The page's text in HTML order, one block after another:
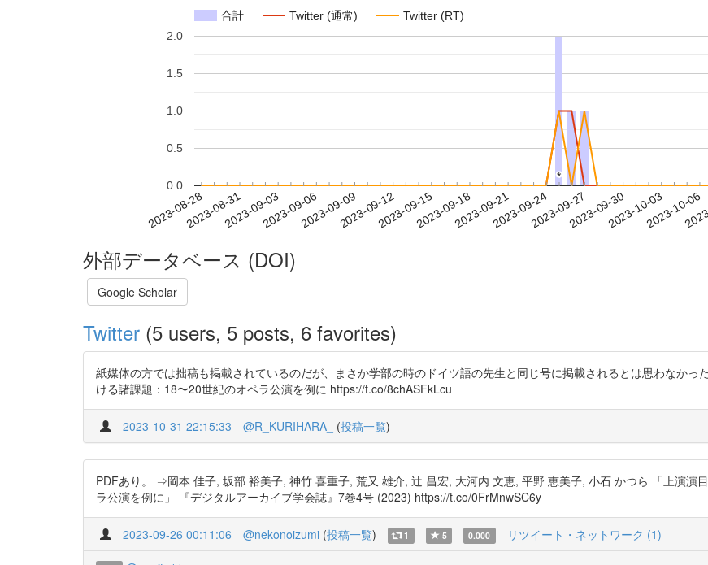
合計 Twitter (通常) Twitter (RT)
2023-08-282023-08-312023-09-032023-09-062023-09-092023-09-122023-09-152023-09-182023-09-212023-09-242023-09-272023-09-302023-10-032023-10-06
0.0
0.5
1.0
1.5
2.0
*
*
外部データベース (DOI)
Google Scholar
Twitter (5 users, 5 posts, 6 favorites)
紙媒体の方では拙稿も掲載されているのだが、まさか学部の時のドイツ語の先生と同じ号に掲載されるとは思わなか
ける諸課題：18〜20世紀のオペラ公演を例に https://t.co/8chASFkLcu
2023-10-31 22:15:33 @R_KURIHARA_ (投稿一覧)
PDFあり。 ⇒岡本 佳子, 坂部 裕美子, 神竹 喜重子, 荒又 雄介, 辻 昌宏, 大河内 文恵, 平野 恵美子, 小石 かつら 「上演演
ラ公演を例に」 『デジタルアーカイブ学会誌』7巻4号 (2023) https://t.co/0FrMnwSC6y
2023-09-26 00:11:06 @nekonoizumi (投稿一覧) 1 5 0.000 リツイート・ネットワーク (1)